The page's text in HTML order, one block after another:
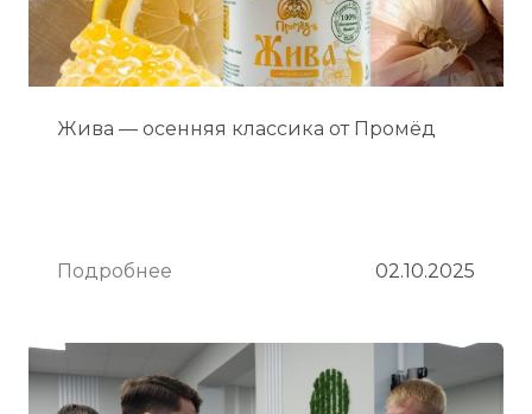
Жива — осенняя классика от Промёд
Подробнее 02.10.2025